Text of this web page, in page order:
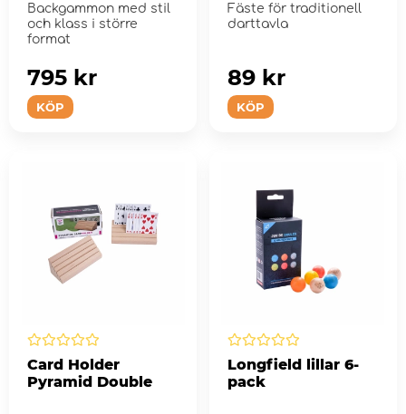
Backgammon med stil
och klass i större
format
KÖP
795 kr
Fäste för traditionell
darttavla
KÖP
89 kr
Card Holder
Pyramid Double
Longfield lillar 6-
pack